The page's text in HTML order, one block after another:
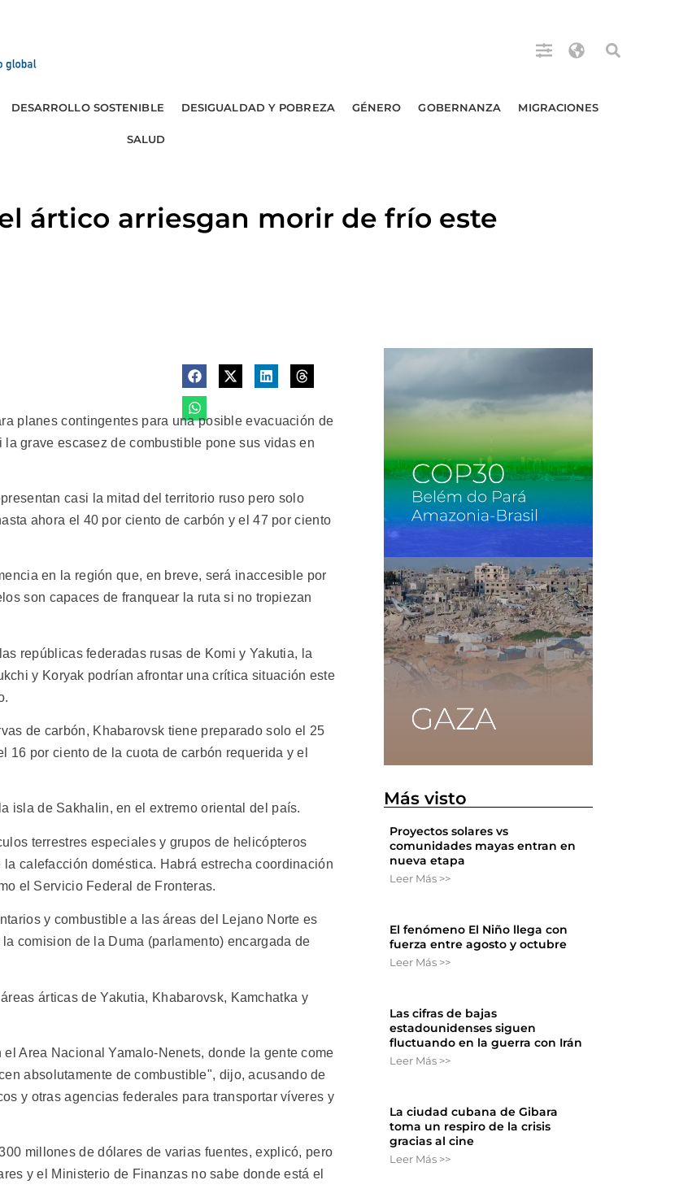
DESARROLLO SOSTENIBLE DESIGUALDAD Y POBREZA GÉNERO GOBERNANZA MIGRACIONES
SALUD
ártico arriesgan morir de frío este
planes contingentes para una posible evacuación de
grave escasez de combustible pone sus vidas en
casi la mitad del territorio ruso pero solo
ahora el 40 por ciento de carbón y el 47 por ciento
en la región que, en breve, será inaccesible por
son capaces de franquear la ruta si no tropiezan
repúblicas federadas rusas de Komi y Yakutia, la
y Koryak podrían afrontar una crítica situación este
de carbón, Khabarovsk tiene preparado solo el 25
16 por ciento de la cuota de carbón requerida y el
isla de Sakhalin, en el extremo oriental del país.
terrestres especiales y grupos de helicópteros
calefacción doméstica. Habrá estrecha coordinación
el Servicio Federal de Fronteras.
y combustible a las áreas del Lejano Norte es
comision de la Duma (parlamento) encargada de
árticas de Yakutia, Khabarovsk, Kamchatka y
Area Nacional Yamalo-Nenets, donde la gente come
absolutamente de combustible", dijo, acusando de
y otras agencias federales para transportar víveres y
millones de dólares de varias fuentes, explicó, pero
y el Ministerio de Finanzas no sabe donde está el
Más visto
Proyectos solares vs
comunidades mayas entran en
nueva etapa
Leer Más >>
El fenómeno El Niño llega con
fuerza entre agosto y octubre
Leer Más >>
Las cifras de bajas
estadounidenses siguen
fluctuando en la guerra con Irán
Leer Más >>
La ciudad cubana de Gibara
toma un respiro de la crisis
gracias al cine
Leer Más >>